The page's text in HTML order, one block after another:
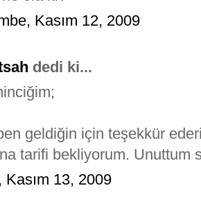
Kasım 12, 2009
dedi ki...
geldiğin için teşekkür
tarifi bekliyorum. Unuttum
Kasım 13, 2009